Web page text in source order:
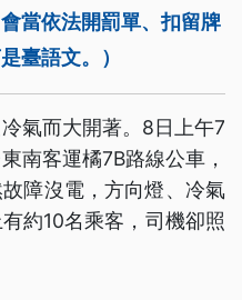
當依法開罰單、扣留牌
臺語文。）
氣而大開著。8日上午7
南客運橘7B路線公車，
障沒電，方向燈、冷氣
約10名乘客，司機卻照